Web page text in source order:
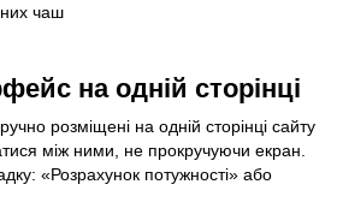
чаш
на одній сторінці
розміщені на одній сторінці сайту
між ними, не прокручуючи екран.
«Розрахунок потужності» або